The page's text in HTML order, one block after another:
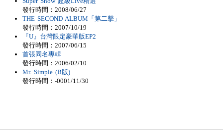
發行時間：2008/06/27
THE SECOND ALBUM「第二擊」
發行時間：2007/10/19
『U』台灣限定豪華版EP2
發行時間：2007/06/15
首張同名專輯
發行時間：2006/02/10
Mr. Simple (B版)
發行時間：-0001/11/30